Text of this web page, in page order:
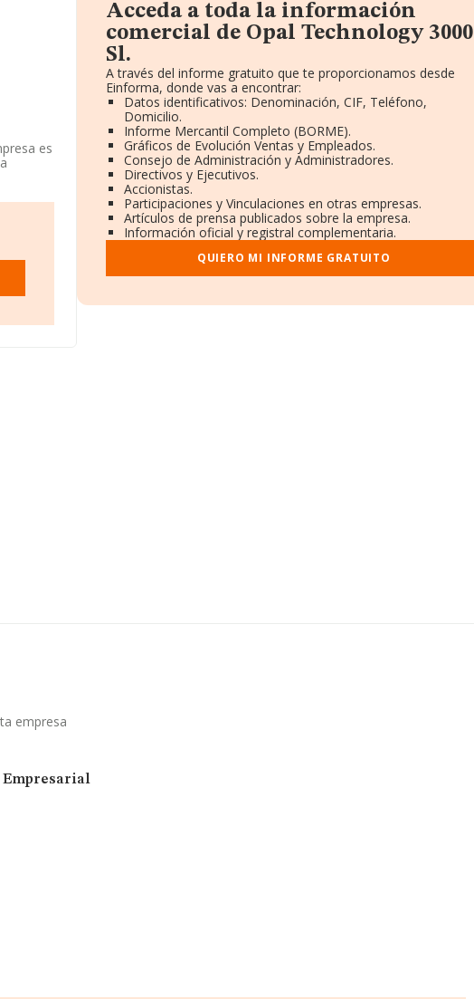
es
el
; sin
Acceda a toda la información
comercial de Opal Technology 3000
Sl.
A través del informe gratuito que te proporcionamos desde
Einforma, donde vas a encontrar:
Datos identificativos: Denominación, CIF, Teléfono,
Domicilio.
Informe Mercantil Completo (BORME).
Gráficos de Evolución Ventas y Empleados.
Consejo de Administración y Administradores.
Directivos y Ejecutivos.
Accionistas.
Participaciones y Vinculaciones en otras empresas.
Artículos de prensa publicados sobre la empresa.
Información oficial y registral complementaria.
QUIERO MI INFORME GRATUITO
empresa
Empresarial